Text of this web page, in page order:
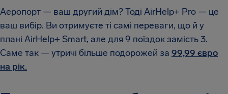
Аеропорт — ваш другий дім? Тоді AirHelp+ Pro — це
ваш вибір. Ви отримуєте ті самі переваги, що й у
плані AirHelp+ Smart, але для 9 поїздок замість 3.
Саме так — утричі більше подорожей за 99,99 євро
на рік.